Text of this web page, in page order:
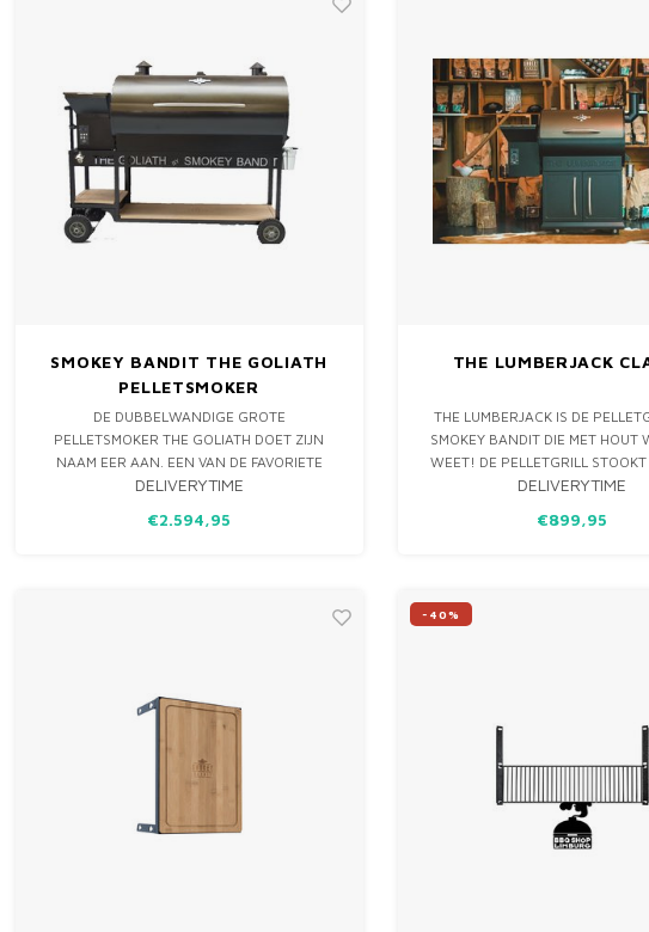
SMOKEY BANDIT THE GOLIATH
PELLETSMOKER
DE DUBBELWANDIGE GROTE
PELLETSMOKER THE GOLIATH DOET ZIJN
NAAM EER AAN. EEN VAN DE FAVORIETE
BBQ'S VAN BBQ SHOP LIMBURG VOOR
CAPACITEIT VAN BIJNA 10.000CM2.
DELIVERYTIME
€2.594,95
THE LUMBERJACK
THE LUMBERJACK IS DE
SMOKEY BANDIT DIE MET HOUT
WEET! DE PELLETGRILL
HOUTZAAGSEL VAN
UNIEK BRANDER-SYSTEEM
DELIVERYTIME
€899,95
-40%